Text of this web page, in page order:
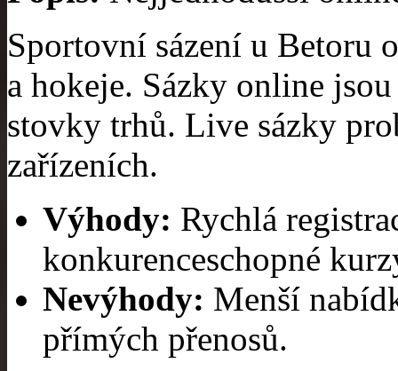
Sportovní sázení u Betoru
a hokeje. Sázky online
stovky trhů. Live sázky
zařízeních.
Výhody: Rychlá
konkurenceschopné
Nevýhody: Menší
přímých přenosů.